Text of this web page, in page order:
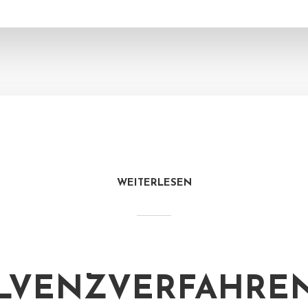
WEITERLESEN